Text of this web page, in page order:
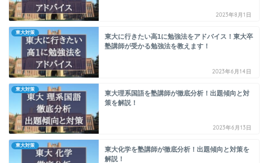
2023年8月1日
東大対策
東大に行きたい高1に勉強法をアドバイス！東大卒
塾講師が受かる勉強法を教えます！
2023年6月14日
東大対策
東大理系国語を塾講師が徹底分析！出題傾向と対
策を解説！
2023年6月13日
東大対策
東大化学を塾講師が徹底分析！出題傾向と対策を
解説！